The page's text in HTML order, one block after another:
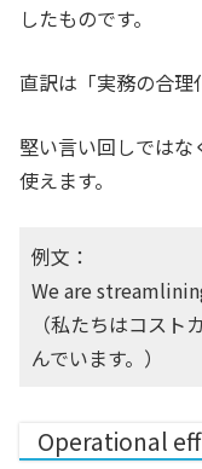
したものです。
直訳は「実務の合理
堅い言い回しでは
使えます。
例文：
We are
（私たちはコス
んでいます。）
Operational